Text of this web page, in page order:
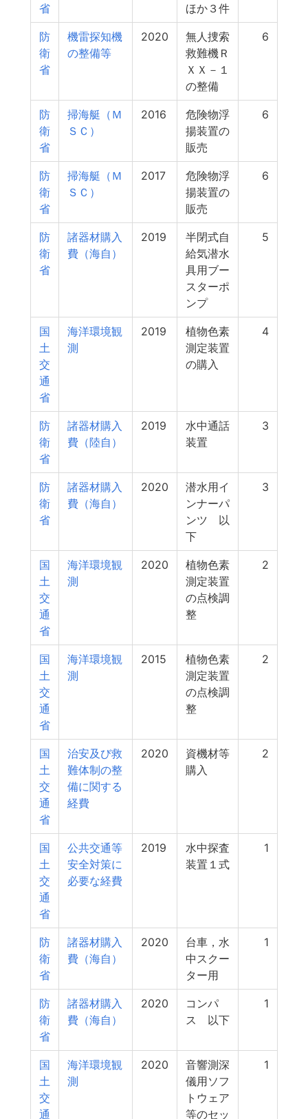
省
ほか３件
防
衛
省
機雷探知機
の整備等
2020
無人捜索
救難機Ｒ
ＸＸ－１
の整備
6
防
衛
省
掃海艇（Ｍ
ＳＣ）
2016
危険物浮
揚装置の
販売
6
防
衛
省
掃海艇（Ｍ
ＳＣ）
2017
危険物浮
揚装置の
販売
6
防
衛
省
諸器材購入
費（海自）
2019
半閉式自
給気潜水
具用ブー
スターポ
ンプ
5
国
土
交
通
省
海洋環境観
測
2019
植物色素
測定装置
の購入
4
防
衛
省
諸器材購入
費（陸自）
2019
水中通話
装置
3
防
衛
省
諸器材購入
費（海自）
2020
潜水用イ
ンナーパ
ンツ 以
下
3
国
土
交
通
省
海洋環境観
測
2020
植物色素
測定装置
の点検調
整
2
国
土
交
通
省
海洋環境観
測
2015
植物色素
測定装置
の点検調
整
2
国
土
交
通
省
治安及び救
難体制の整
備に関する
経費
2020
資機材等
購入
2
国
土
交
通
省
公共交通等
安全対策に
必要な経費
2019
水中探査
装置１式
1
防
衛
省
諸器材購入
費（海自）
2020
台車，水
中スクー
ター用
1
防
衛
省
諸器材購入
費（海自）
2020
コンパ
ス 以下
1
国
土
交
通
海洋環境観
測
2020
音響測深
儀用ソフ
トウェア
等のセッ
1